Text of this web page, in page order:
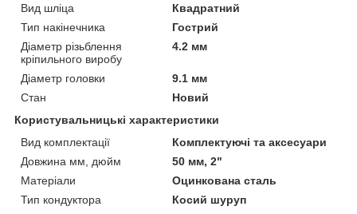
Вид шліца
Квадратний
Тип накінечника
Гострий
Діаметр різьблення
кріпильного виробу
4.2 мм
Діаметр головки
9.1 мм
Стан
Новий
Користувальницькі характеристики
Вид комплектації
Комплектуючі та аксесуари
Довжина мм, дюйм
50 мм, 2"
Матеріали
Оцинкована сталь
Тип кондуктора
Косий шуруп